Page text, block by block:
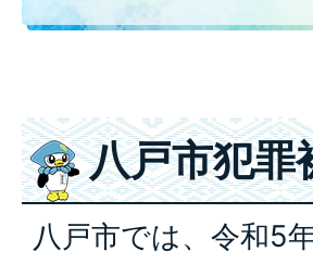
八戸市犯罪
八戸市では、令和5